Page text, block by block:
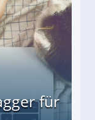
für